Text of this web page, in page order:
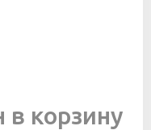
в корзину